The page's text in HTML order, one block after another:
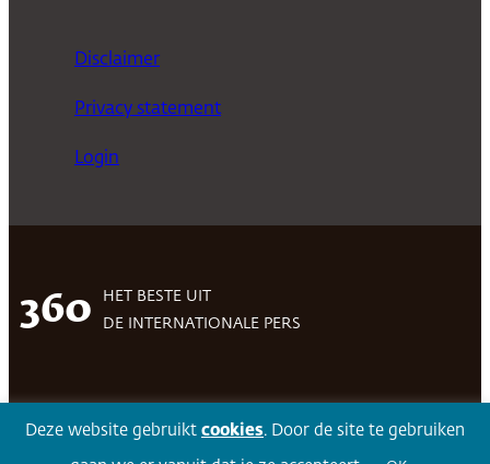
Disclaimer
Privacy statement
Login
360
HET BESTE UIT
DE INTERNATIONALE PERS
Volg 360Facebook LinkedIn Twitter
Deze website gebruikt cookies. Door de site te gebruiken